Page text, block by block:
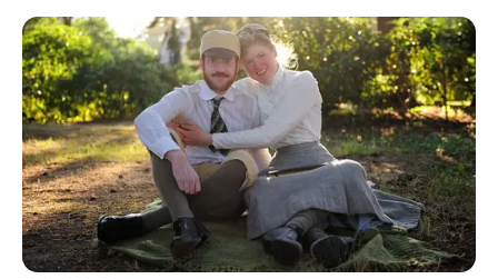
Sächsische Schweiz - Tafelberg Lilienstein
Sächsische Schweiz-Osterzgebirge